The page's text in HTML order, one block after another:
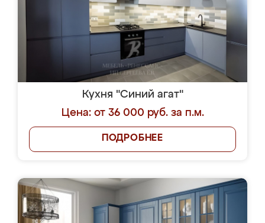
Кухня "Синий агат"
Цена: от 36 000 руб. за п.м.
ПОДРОБНЕЕ